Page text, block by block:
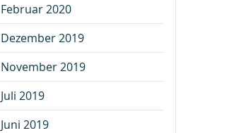
Februar 2020
Dezember 2019
November 2019
Juli 2019
Juni 2019